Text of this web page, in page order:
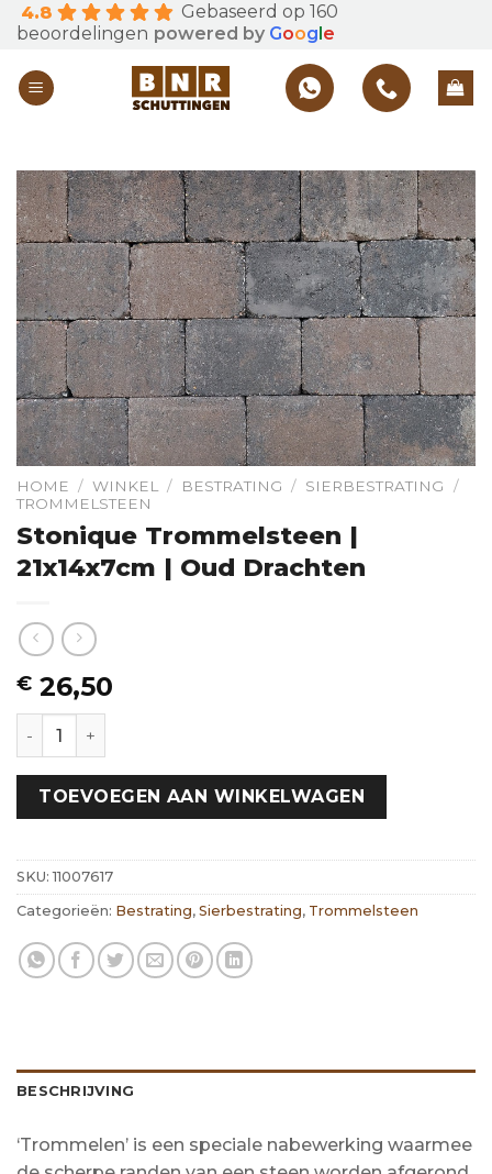
Skip
to
content
4.8
Gebaseerd op 160
beoordelingen powered by Goog e
HOME / WINKEL / BESTRATING / SIERBESTRATING
/
TROMMELSTEEN
Stonique Trommelsteen |
21x14x7cm | Oud Drachten
€ 26,50
Stonique Trommelsteen | 21x14x7cm | Oud Drachten
TOEVOEGEN AAN WINKELWAGEN
SKU:11007617
Categorieën: Bestrating, Sierbestrating, Trommelsteen
BESCHRIJVING
‘Trommelen’ is een speciale nabewerking waarmee